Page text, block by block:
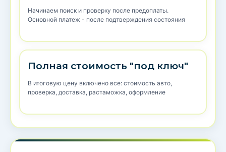
Начинаем поиск и проверку после предоплаты.
Основной платеж - после подтверждения состояния
Полная стоимость "под ключ"
В итоговую цену включено все: стоимость авто,
проверка, доставка, растаможка, оформление